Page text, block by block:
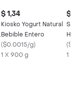
$ 1,34
Kiosko Yogurt Natural
Bebible Entero
($0.0015/g)
1 X 900 g
$
(
1 X